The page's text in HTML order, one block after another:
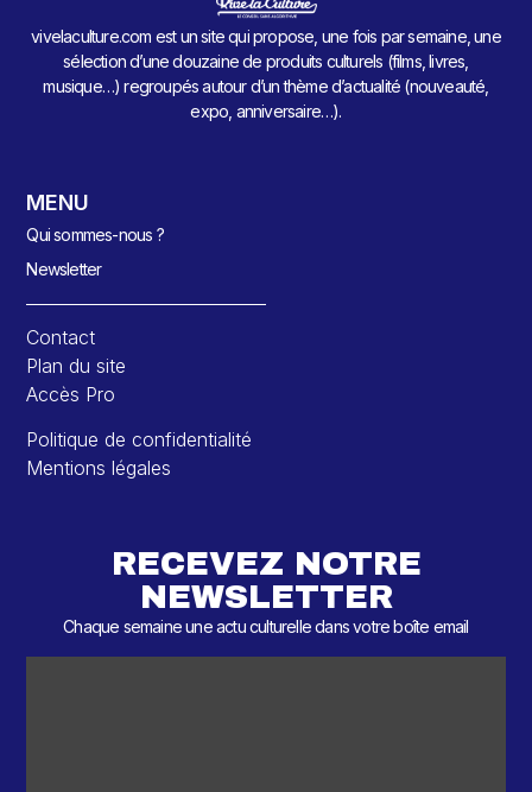
vivelaculture.com est un site qui propose, une fois par semaine, une
sélection d’une douzaine de produits culturels (films, livres,
musique…) regroupés autour d’un thème d’actualité (nouveauté,
expo, anniversaire…).
MENU
Qui sommes-nous ?
Newsletter
Contact
Plan du site
Accès Pro
Politique de confidentialité
Mentions légales
RECEVEZ NOTRE
NEWSLETTER
Chaque semaine une actu culturelle dans votre boîte email